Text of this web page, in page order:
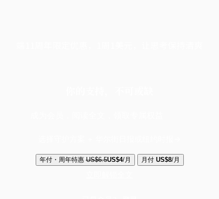
年付・周年特惠 US$6.5US$4/月 月付 US$8/月